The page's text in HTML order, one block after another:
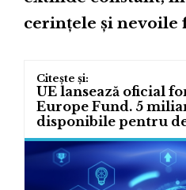
cerințele și nevoile
UE lansează oficial
Europe Fund. 5
disponibile pentru